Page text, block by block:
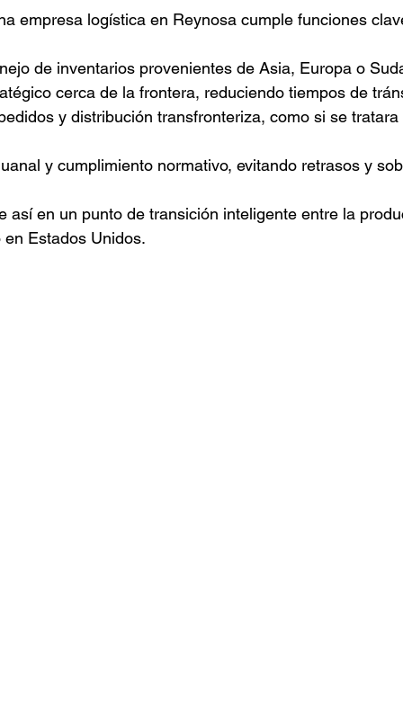
empresa logística en Reynosa cumple funciones
de inventarios provenientes de Asia, Europa o
cerca de la frontera, reduciendo tiempos de
y distribución transfronteriza, como si se
y cumplimiento normativo, evitando retrasos y
así en un punto de transición inteligente entre la
Estados Unidos.